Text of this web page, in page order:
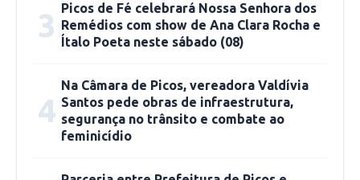
3 Picos de Fé celebrará Nossa Senhora dos
Remédios com show de Ana Clara Rocha e
Ítalo Poeta neste sábado (08)
4
Na Câmara de Picos, vereadora Valdívia
Santos pede obras de infraestrutura,
segurança no trânsito e combate ao
feminicídio